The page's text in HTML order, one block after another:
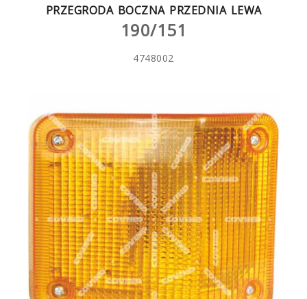
PRZEGRODA BOCZNA PRZEDNIA LEWA
190/151
4748002